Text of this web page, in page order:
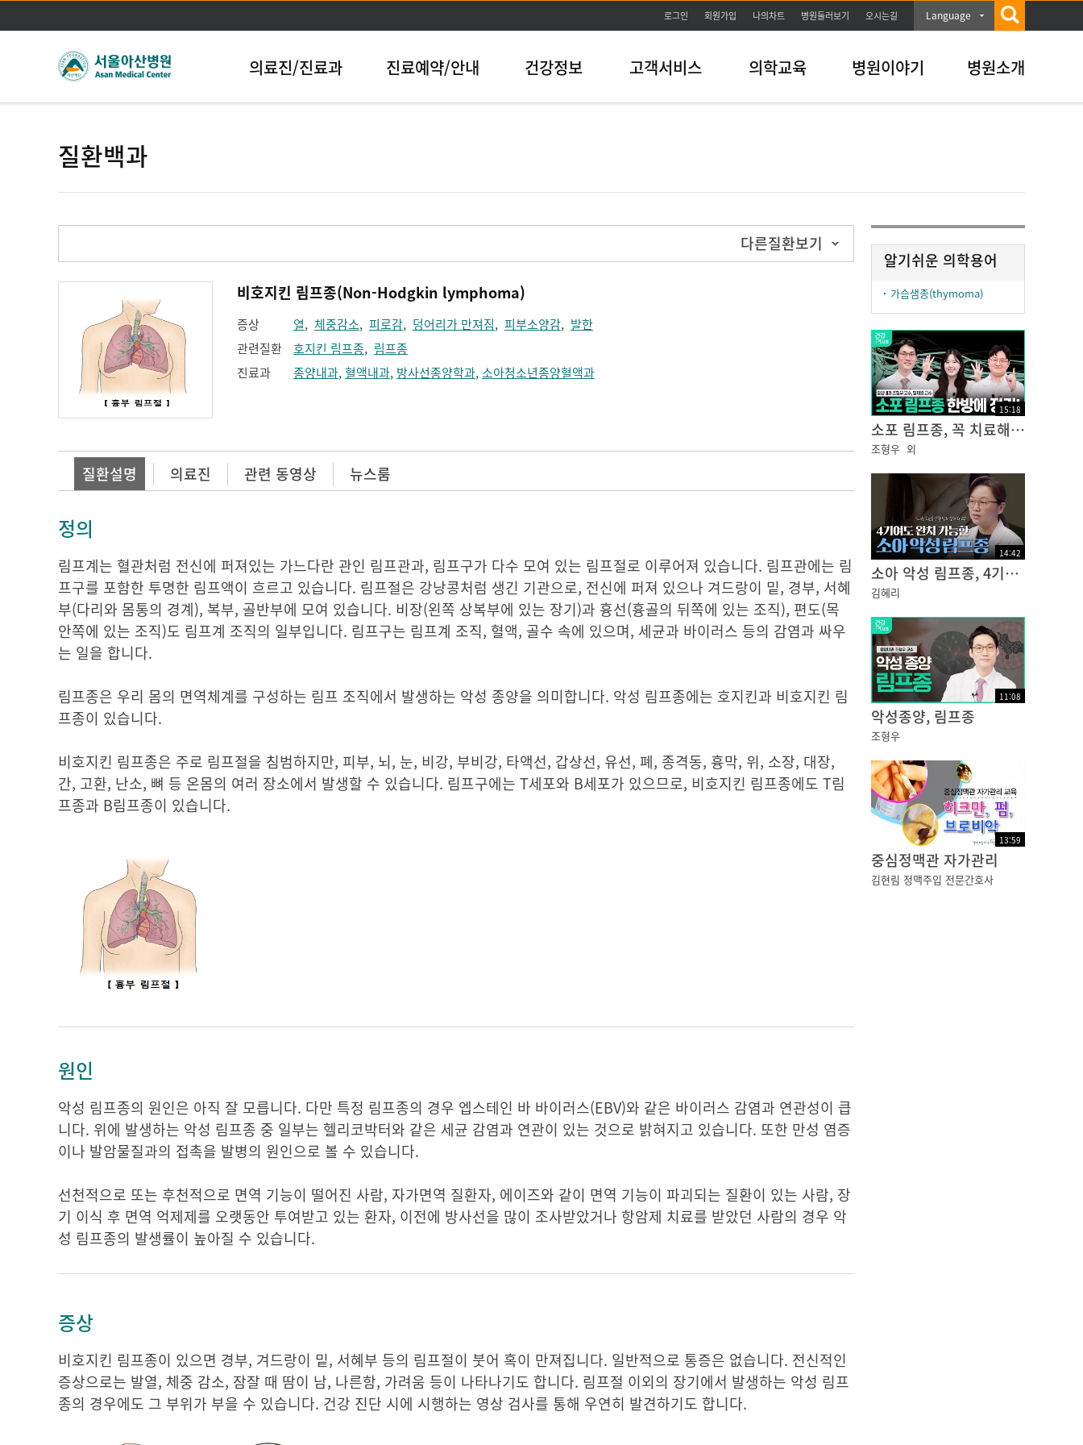
본문바로가기
로그인 회원가입 나의차트 병원둘러보기 오시는길 Language
의료진/진료과 진료예약/안내 건강정보 고객서비스 의학교육 병원이야기 병원소개
질환백과
다른질환보기
비호지킨 림프종(Non-Hodgkin lymphoma)
증상 열, 체중감소, 피로감, 덩어리가 만져짐, 피부소양감, 발한
관련질환
호지킨 림프종, 림프종
진료과
종양내과,혈액내과, 방사선종양학과,소아청소년종양혈액과
질환설명 의료진 관련 동영상 뉴스룸
정의
림프계는 혈관처럼 전신에 퍼져있는 가느다란 관인 림프관과, 림프구가 다수 모여 있는 림프절로 이루어져 있습니다. 림프관에는 림
프구를 포함한 투명한 림프액이 흐르고 있습니다. 림프절은 강낭콩처럼 생긴 기관으로, 전신에 퍼져 있으나 겨드랑이 밑, 경부, 서혜
부(다리와 몸통의 경계), 복부, 골반부에 모여 있습니다. 비장(왼쪽 상복부에 있는 장기)과 흉선(흉골의 뒤쪽에 있는 조직), 편도(목
안쪽에 있는 조직)도 림프계 조직의 일부입니다. 림프구는 림프계 조직, 혈액, 골수 속에 있으며, 세균과 바이러스 등의 감염과 싸우
는 일을 합니다.
림프종은 우리 몸의 면역체계를 구성하는 림프 조직에서 발생하는 악성 종양을 의미합니다. 악성 림프종에는 호지킨과 비호지킨 림
프종이 있습니다.
비호지킨 림프종은 주로 림프절을 침범하지만, 피부, 뇌, 눈, 비강, 부비강, 타액선, 갑상선, 유선, 폐, 종격동, 흉막, 위, 소장, 대장,
간, 고환, 난소, 뼈 등 온몸의 여러 장소에서 발생할 수 있습니다. 림프구에는 T세포와 B세포가 있으므로, 비호지킨 림프종에도 T림
프종과 B림프종이 있습니다.
원인
악성 림프종의 원인은 아직 잘 모릅니다. 다만 특정 림프종의 경우 엡스테인 바 바이러스(EBV)와 같은 바이러스 감염과 연관성이 큽
니다. 위에 발생하는 악성 림프종 중 일부는 헬리코박터와 같은 세균 감염과 연관이 있는 것으로 밝혀지고 있습니다. 또한 만성 염증
이나 발암물질과의 접촉을 발병의 원인으로 볼 수 있습니다.
선천적으로 또는 후천적으로 면역 기능이 떨어진 사람, 자가면역 질환자, 에이즈와 같이 면역 기능이 파괴되는 질환이 있는 사람, 장
기 이식 후 면역 억제제를 오랫동안 투여받고 있는 환자, 이전에 방사선을 많이 조사받았거나 항암제 치료를 받았던 사람의 경우 악
성 림프종의 발생률이 높아질 수 있습니다.
증상
비호지킨 림프종이 있으면 경부, 겨드랑이 밑, 서혜부 등의 림프절이 붓어 혹이 만져집니다. 일반적으로 통증은 없습니다. 전신적인
증상으로는 발열, 체중 감소, 잠잘 때 땀이 남, 나른함, 가려움 등이 나타나기도 합니다. 림프절 이외의 장기에서 발생하는 악성 림프
종의 경우에도 그 부위가 부을 수 있습니다. 건강 진단 시에 시행하는 영상 검사를 통해 우연히 발견하기도 합니다.
알기쉬운 의학용어
가슴샘종(thymoma)
15:18
소포 림프종, 꼭 치료해야 할까? 한방에 정리해 드립니다! | 건강플러스
조형우 외
14:42
소아 악성 림프종, 4기여도 완치할 수 있습니다!
김혜리
11:08
악성종양, 림프종
조형우
13:59
중심정맥관 자가관리
김현림 정맥주입 전문간호사